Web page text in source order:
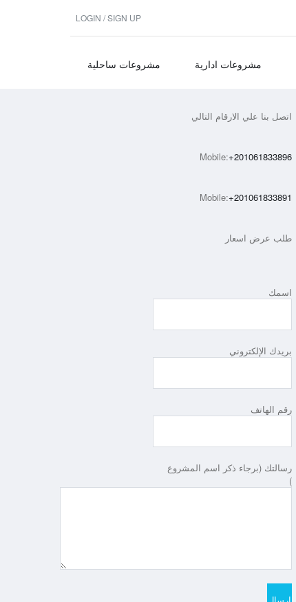
LOGIN / SIGN UP
مشروعات ادارية مشروعات ساحلية
اتصل بنا علي الارقام التالي
Mobile:+201061833896
Mobile:+201061833891
طلب عرض اسعار
اسمك
بريدك الإلكتروني
رقم الهاتف
رسالتك (برجاء ذكر اسم المشروع
)